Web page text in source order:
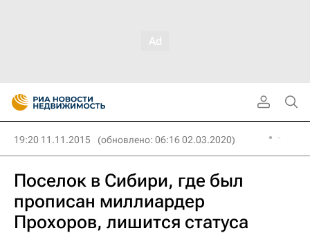
19:20 11.11.2015 (обновлено: 06:16 02.03.2020)
Поселок в Сибири, где был
прописан миллиардер
Прохоров, лишится статуса